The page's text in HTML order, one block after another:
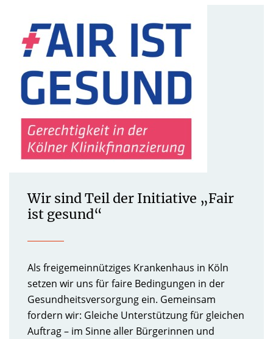
Wir sind Teil der Initiative „Fair
ist gesund“
Als freigemeinnütziges Krankenhaus in Köln
setzen wir uns für faire Bedingungen in der
Gesundheitsversorgung ein. Gemeinsam
fordern wir: Gleiche Unterstützung für gleichen
Auftrag – im Sinne aller Bürgerinnen und